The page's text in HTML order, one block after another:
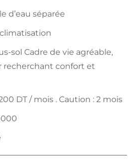
d’eau séparée
sol Cadre de vie agréable,
recherchant confort et
DT / mois . Caution : 2 mois